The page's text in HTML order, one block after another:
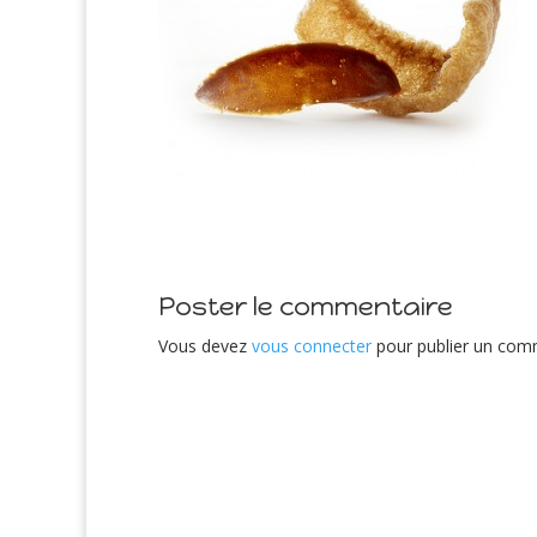
Poster le commentaire
Vous devez vous connecter pour publier un